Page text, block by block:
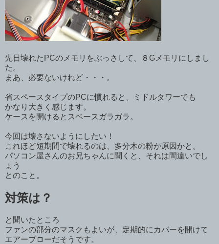
先日壊れたPCのメモリをぶっさして、８Gメモリにしまし
た。
まあ、必要ないけれど・・・。
省スペースタイプのPCに慣れると、ミドルタワーでも
かなり大きく感じます。
ケースを開けるとスペースガラガラ。
今回は壊さないようにしたい！
これほど短期間で壊れるのは、多分木の粉が原因かと。
パソコン屋さんのお兄ちゃんに聞くと、それは間違いでし
ょう
とのこと。
対策は？
と聞いたところ
ファンの部分のマスクもよいが、定期的にカバーを開けて
エアーブローだそうです。